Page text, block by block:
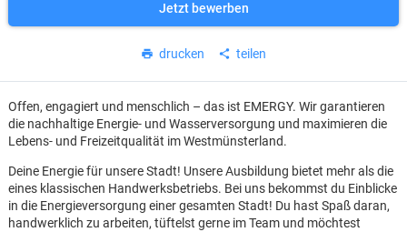
Jetzt bewerben
drucken teilen
Offen, engagiert und menschlich – das ist EMERGY. Wir garantieren
die nachhaltige Energie- und Wasserversorgung und maximieren die
Lebens- und Freizeitqualität im Westmünsterland.
Deine Energie für unsere Stadt! Unsere Ausbildung bietet mehr als die
eines klassischen Handwerksbetriebs. Bei uns bekommst du Einblicke
in die Energieversorgung einer gesamten Stadt! Du hast Spaß daran,
handwerklich zu arbeiten, tüftelst gerne im Team und möchtest